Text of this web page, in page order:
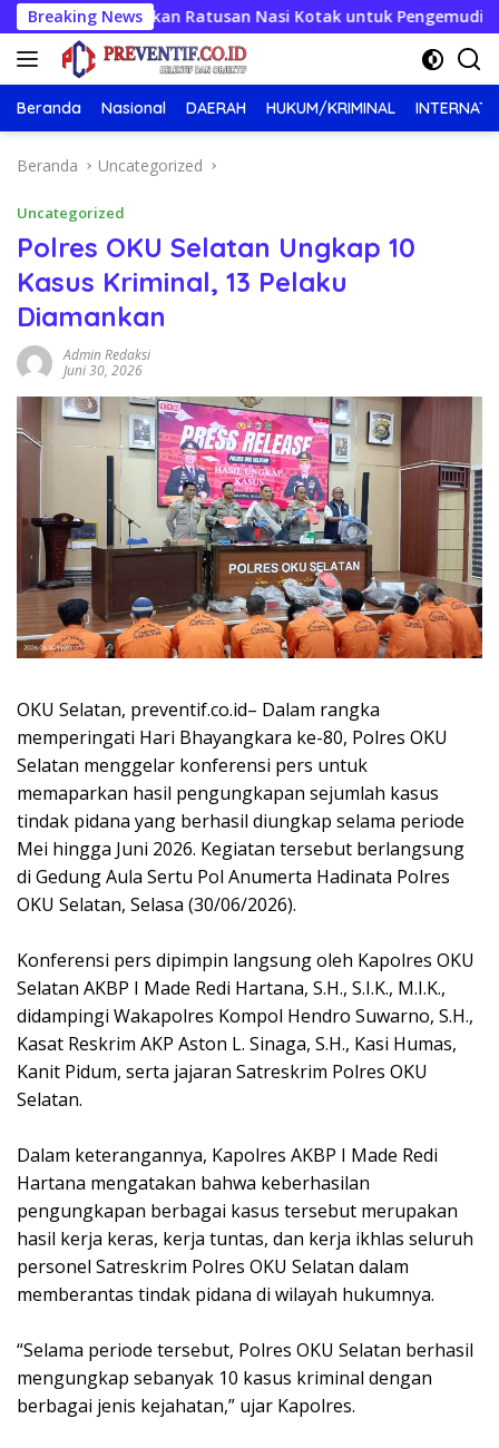
Langsung
ke
konten
Breaking News
Bagikan Ratusan Nasi Kotak untuk Pengemudi, Petani dan
Beranda Nasional DAERAH HUKUM/KRIMINAL
Beranda Uncategorized
Uncategorized
Polres OKU Selatan Ungkap 10
Kasus Kriminal, 13 Pelaku
Diamankan
Admin Redaksi
Juni 30, 2026
OKU Selatan, preventif.co.id– Dalam rangka
memperingati Hari Bhayangkara ke-80, Polres OKU
Selatan menggelar konferensi pers untuk
memaparkan hasil pengungkapan sejumlah kasus
tindak pidana yang berhasil diungkap selama periode
Mei hingga Juni 2026. Kegiatan tersebut berlangsung
di Gedung Aula Sertu Pol Anumerta Hadinata Polres
OKU Selatan, Selasa (30/06/2026).
Konferensi pers dipimpin langsung oleh Kapolres OKU
Selatan AKBP I Made Redi Hartana, S.H., S.I.K., M.I.K.,
didampingi Wakapolres Kompol Hendro Suwarno, S.H.,
Kasat Reskrim AKP Aston L. Sinaga, S.H., Kasi Humas,
Kanit Pidum, serta jajaran Satreskrim Polres OKU
Selatan.
Dalam keterangannya, Kapolres AKBP I Made Redi
Hartana mengatakan bahwa keberhasilan
pengungkapan berbagai kasus tersebut merupakan
hasil kerja keras, kerja tuntas, dan kerja ikhlas seluruh
personel Satreskrim Polres OKU Selatan dalam
memberantas tindak pidana di wilayah hukumnya.
“Selama periode tersebut, Polres OKU Selatan berhasil
mengungkap sebanyak 10 kasus kriminal dengan
berbagai jenis kejahatan,” ujar Kapolres.